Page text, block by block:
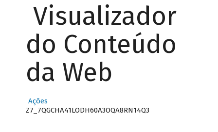
Visualizador
do Conteúdo
da Web
Ações
Z7_7QGCHA41LODH60A3OQA8RN14Q3